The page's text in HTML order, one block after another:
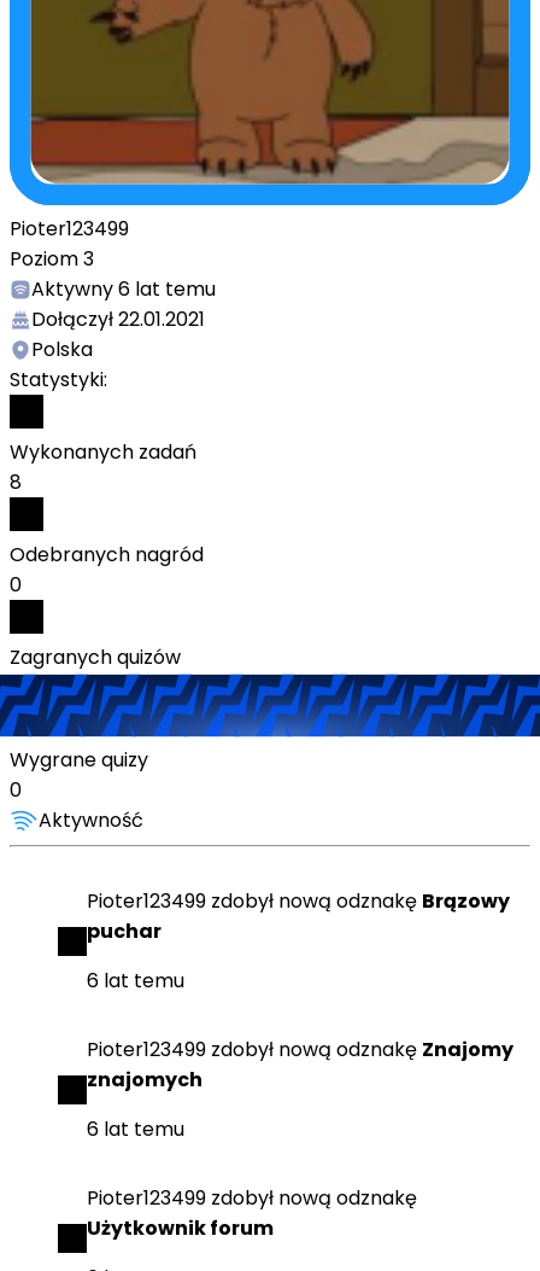
Pioter123499
Poziom3
Aktywny6 lat temu
Dołączył22.01.2021
Polska
Statystyki:
Wykonanych zadań
8
Odebranych nagród
0
Zagranych quizów
0
Wygrane quizy
0
Aktywność
Pioter123499 zdobył nową odznakę Brązowy
puchar
6 lat temu
Pioter123499 zdobył nową odznakę Znajomy
znajomych
6 lat temu
Pioter123499 zdobył nową odznakę
Użytkownik forum